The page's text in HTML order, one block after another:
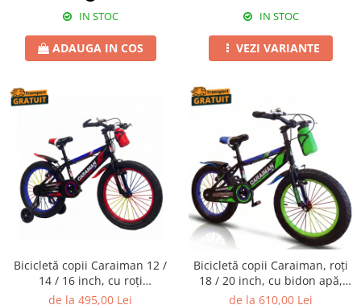
IN STOC
ADAUGA IN COS
IN STOC
VEZI VARIANTE
Bicicletă copii Caraiman 12 /
14 / 16 inch, cu roți
ajutătoare, bidon apă, roșie
de la 495,00 Lei
Bicicletă copii Caraiman, roți
18 / 20 inch, cu bidon apă,
verde
de la 610,00 Lei